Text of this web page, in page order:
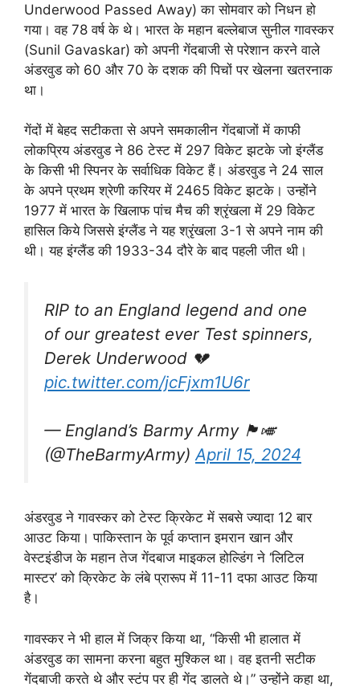
Underwood Passed Away) का सोमवार को निधन हो
गया। वह 78 वर्ष के थे। भारत के महान बल्लेबाज सुनील गावस्कर
(Sunil Gavaskar) को अपनी गेंदबाजी से परेशान करने वाले
अंडरवुड को 60 और 70 के दशक की पिचों पर खेलना खतरनाक
था।
गेंदों में बेहद सटीकता से अपने समकालीन गेंदबाजों में काफी
लोकप्रिय अंडरवुड ने 86 टेस्ट में 297 विकेट झटके जो इंग्लैंड
के किसी भी स्पिनर के सर्वाधिक विकेट हैं। अंडरवुड ने 24 साल
के अपने प्रथम श्रेणी करियर में 2465 विकेट झटके। उन्होंने
1977 में भारत के खिलाफ पांच मैच की श्रृंखला में 29 विकेट
हासिल किये जिससे इंग्लैंड ने यह श्रृंखला 3-1 से अपने नाम की
थी। यह इंग्लैंड की 1933-34 दौरे के बाद पहली जीत थी।
RIP to an England legend and one
of our greatest ever Test spinners,
Derek Underwood 💔
pic.twitter.com/jcFjxm1U6r
— England’s Barmy Army 🏴󠁧󠁢󠁥󠁮󠁧󠁿🎺
(@TheBarmyArmy)April 15, 2024
अंडरवुड ने गावस्कर को टेस्ट क्रिकेट में सबसे ज्यादा 12 बार
आउट किया। पाकिस्तान के पूर्व कप्तान इमरान खान और
वेस्टइंडीज के महान तेज गेंदबाज माइकल होल्डिंग ने ‘लिटिल
मास्टर’ को क्रिकेट के लंबे प्रारूप में 11-11 दफा आउट किया
है।
गावस्कर ने भी हाल में जिक्र किया था, ‘‘किसी भी हालात में
अंडरवुड का सामना करना बहुत मुश्किल था। वह इतनी सटीक
गेंदबाजी करते थे और स्टंप पर ही गेंद डालते थे।” उन्होंने कहा था,